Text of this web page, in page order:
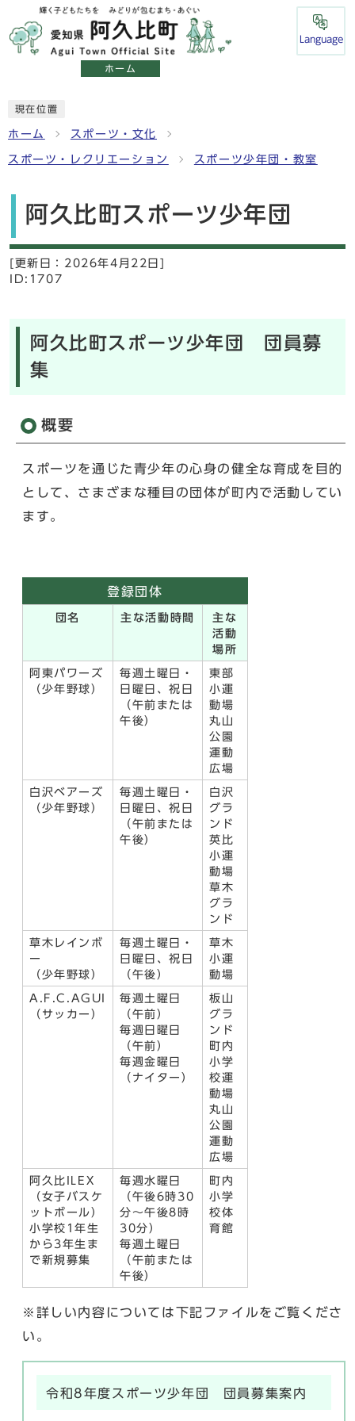
ホーム
Language
現在位置
ホーム スポーツ・文化
スポーツ・レクリエーション スポーツ少年団・教室
阿久比町スポーツ少年団
[更新日： 2026年4月22日]
ID:1707
阿久比町スポーツ少年団 団員募
集
概要
スポーツを通じた青少年の心身の健全な育成を目的
として、さまざまな種目の団体が町内で活動してい
ます。
登録団体
団名 主な活動時間
主な
活動
場所
阿東パワーズ
（少年野球）
毎週土曜日・
日曜日、祝日
（午前または
午後）
東部
小運
動場
丸山
公園
運動
広場
白沢ベアーズ
（少年野球）
毎週土曜日・
日曜日、祝日
（午前または
午後）
白沢
グラ
ンド
英比
小運
動場
草木
グラ
ンド
草木レインボ
ー
（少年野球）
毎週土曜日・
日曜日、祝日
（午後）
草木
小運
動場
A.F.C.AGUI
（サッカー）
毎週土曜日
（午前）
毎週日曜日
（午前）
毎週金曜日
（ナイター）
板山
グラ
ンド
町内
小学
校運
動場
丸山
公園
運動
広場
阿久比ILEX
（女子バスケ
ットボール）
小学校1年生
から3年生ま
で新規募集
毎週水曜日
（午後6時30
分～午後8時
30分）
毎週土曜日
（午前または
午後）
町内
小学
校体
育館
※詳しい内容については下記ファイルをご覧くださ
い。
令和8年度スポーツ少年団 団員募集案内